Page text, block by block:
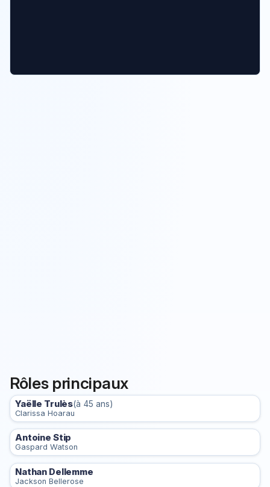
Rôles principaux
Yaëlle Trulès(à 45 ans)
Clarissa Hoarau
Antoine Stip
Gaspard Watson
Nathan Dellemme
Jackson Bellerose